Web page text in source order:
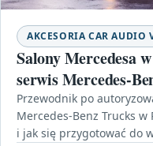
AKCESORIA CAR AUDIO
Salony Mercedesa
serwis
Przewodnik po
Mercedes‑Benz Trucks
i jak się przygotować do